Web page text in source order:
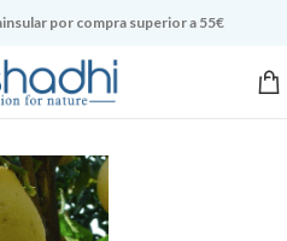
por compra superior a 55€